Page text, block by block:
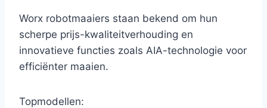
Worx robotmaaiers staan bekend om hun
scherpe prijs-kwaliteitverhouding en
innovatieve functies zoals AIA-technologie voor
efficiënter maaien.
Topmodellen: